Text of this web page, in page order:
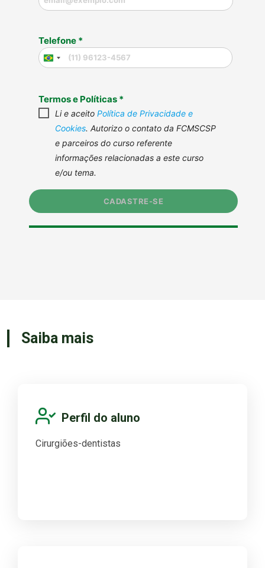
Saiba mais
Perfil do aluno
Cirurgiões-dentistas